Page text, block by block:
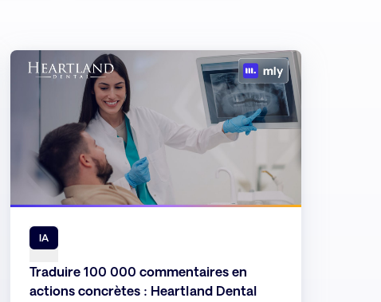
IA
Traduire 100 000 commentaires en
actions concrètes : Heartland Dental